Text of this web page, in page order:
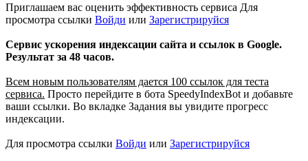
Приглашаем вас оценить эффективность сервиса Для
просмотра ссылки Войди или Зарегистрируйся
Сервис ускорения индексации сайта и ссылок в Google.
Результат за 48 часов.
Всем новым пользователям дается 100 ссылок для теста
сервиса. Просто перейдите в бота SpeedyIndexBot и добавьте
ваши ссылки. Во вкладке Задания вы увидите прогресс
индексации.
Для просмотра ссылки Войди или Зарегистрируйся